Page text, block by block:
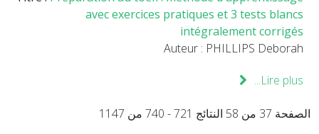
avec exercices pratiques et 3 tests blancs
intégralement corrigés
Auteur : PHILLIPS Deborah
Lire plus...
الصفحة 37 من 58 النتائج 721 - 740 من 1147